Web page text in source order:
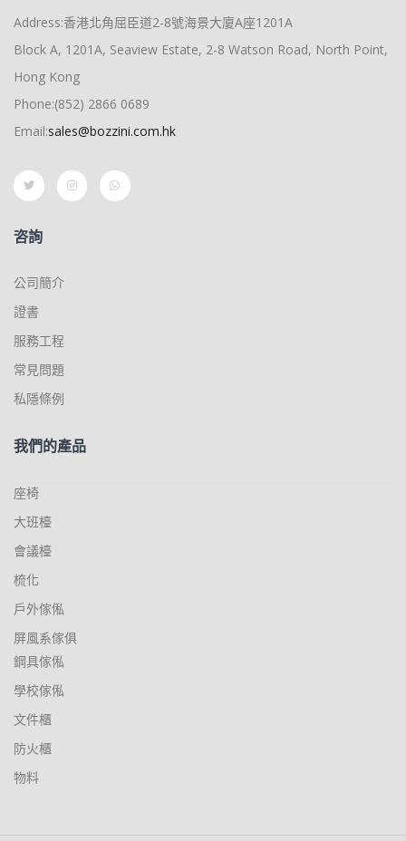
Address:香港北角屈臣道2-8號海景大廈A座1201A
Block A, 1201A, Seaview Estate, 2-8 Watson Road, North Point,
Hong Kong
Phone:(852) 2866 0689
Email:sales@bozzini.com.hk
咨詢
公司簡介
證書
服務工程
常見問題
私隱條例
我們的產品
座椅
大班檯
會議檯
梳化
戶外傢俬
屏風系傢俱
鋼具傢俬
學校傢俬
文件櫃
防火櫃
物料